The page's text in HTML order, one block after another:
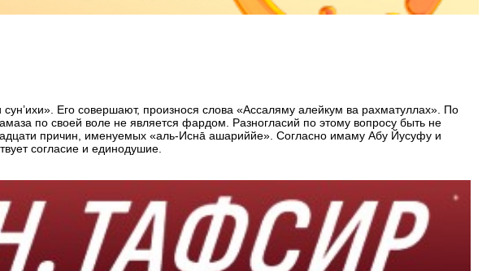
Его совершают, произнося слова «Ассаляму алейкум ва рахматуллах». По
по своей воле не является фардом. Разногласий по этому вопросу быть не
причин, именуемых «аль-Иснā ашариййе». Согласно имаму Абу Йусуфу и
согласие и единодушие.